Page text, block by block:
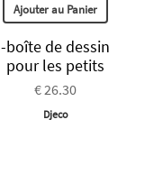
Ajouter au Panier
-boîte de dessin
pour les petits
€ 26.30
Djeco